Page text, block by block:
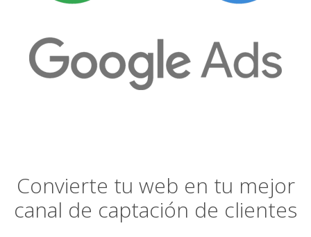
Convierte tu web en tu mejor
canal de captación de clientes